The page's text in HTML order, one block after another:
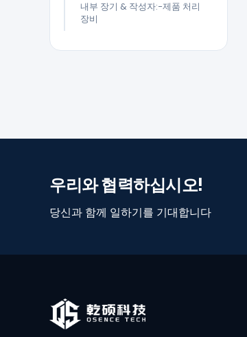
내부 장기 & 작성자:-제품 처리
장비
우리와 협력하십시오!
당신과 함께 일하기를 기대합니다